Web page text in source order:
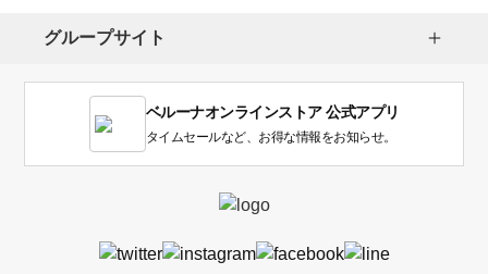
グループサイト
ベルーナオンラインストア 公式アプリ
タイムセールなど、お得な情報をお知らせ。